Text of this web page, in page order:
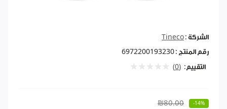
الشركة : Tineco
رقم المنتج : 6972200193230
التقييم: (0)
₪80.00 -14%